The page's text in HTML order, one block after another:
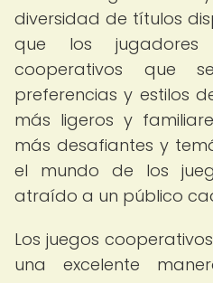
diversidad de títulos
que los jugadores
cooperativos que
preferencias y estilos
más ligeros y
más desafiantes y
el mundo de los
atraído a un público
Los juegos
una excelente